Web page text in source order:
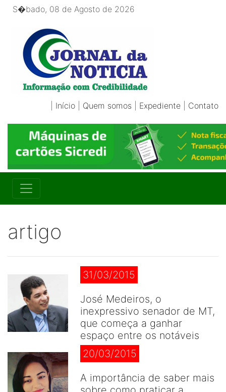
S�bado, 08 de Agosto de 2026
Início Quem somos Expediente Contato
artigo
31/03/2015
José Medeiros, o
inexpressivo senador de MT,
que começa a ganhar
espaço entre os notáveis
20/03/2015
A importância de saber mais